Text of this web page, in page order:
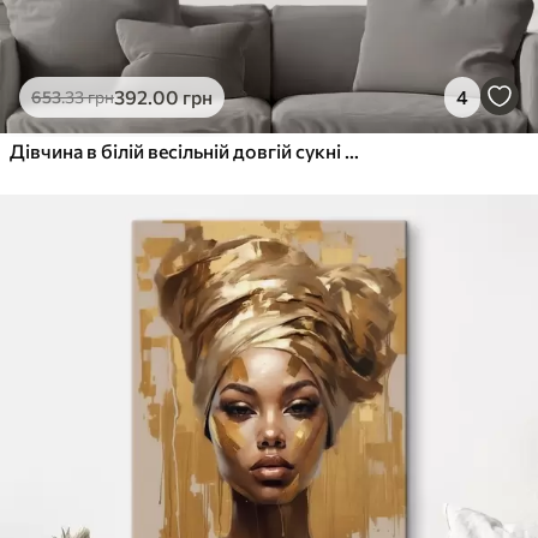
653.33грн392.00 грн 4
Дівчина в білій весільній довгій сукні стоїть біля вікна серед вогню, малюючи ручною роботою